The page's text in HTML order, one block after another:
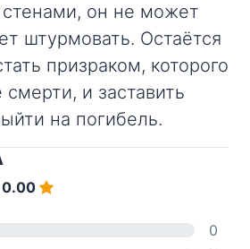
он не может
штурмовать. Остаётся
призраком, которого
и заставить
на погибель.
0.00
0